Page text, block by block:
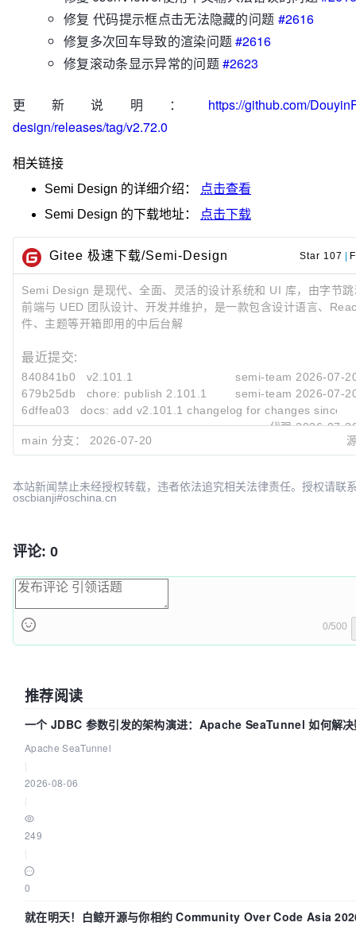
修复 代码提示框点击无法隐藏的问题 #2616
修复多次回车导致的渲染问题#2616
修复滚动条显示异常的问题#2623
更新说明： https://github.com/
design/releases/tag/v2.72.0
相关链接
Semi Design 的详细介绍：
点击查看
Semi Design 的下载地址： 点击下载
Gitee 极速下载/Semi-Design Star 107
Semi Design 是现代、全面、灵活的设计系统和 UI 库，由字节
前端与 UED 团队设计、开发并维护，是一款包含设计语言、
件、主题等开箱即用的中后台解
最近提交:
840841b0 v2.101.1 semi-team 2026-07-
679b25db
chore: publish 2.101.1 semi-team 2026-07-
6dffea03
docs: add v2.101.1 changelog for changes since
代强 2026-07-
main 分支：
2026-07-20
本站新闻禁止未经授权转载，违者依法追究相关法律责任。授权请联
oscbianji#oschina.cn
评论: 0
0/500
推荐阅读
一个 JDBC 参数引发的架构演进：Apache SeaTunnel 如何解
步中的“定时 Flush”难题
Apache SeaTunnel
2026-08-06
249
0
就在明天！白鲸开源与你相约 Community Over Code Asia